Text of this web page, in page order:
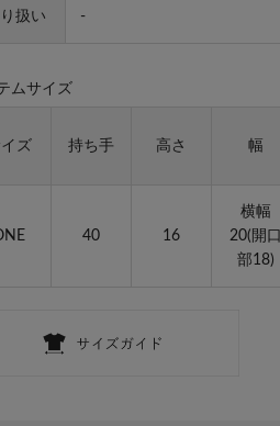
扱い -
ムサイズ
ズ 持ち手 高さ 幅
40 16
横幅
20(開口
部18)